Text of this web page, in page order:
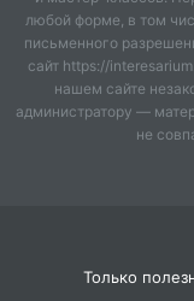
-Давайте
которые люди
назовите? (
теплу.)
любой форме, в том
письменного
сайт https://
нашем сайте
администратору —
не
Только